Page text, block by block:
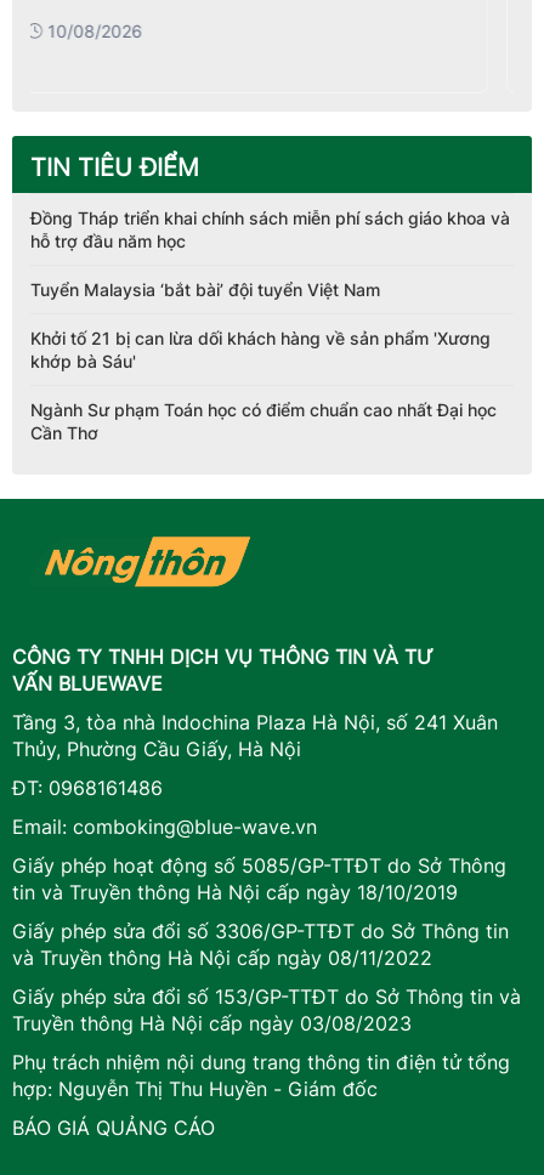
07/08/2026
TIN TIÊU ĐIỂM
Đồng Tháp triển khai chính sách miễn phí sách giáo khoa và
hỗ trợ đầu năm học
Tuyển Malaysia ‘bắt bài’ đội tuyển Việt Nam
Khởi tố 21 bị can lừa dối khách hàng về sản phẩm 'Xương
khớp bà Sáu'
Ngành Sư phạm Toán học có điểm chuẩn cao nhất Đại học
Cần Thơ
CÔNG TY TNHH DỊCH VỤ THÔNG TIN VÀ TƯ
VẤN BLUEWAVE
Tầng 3, tòa nhà Indochina Plaza Hà Nội, số 241 Xuân
Thủy, Phường Cầu Giấy, Hà Nội
ĐT: 0968161486
Email: comboking@blue-wave.vn
Giấy phép hoạt động số 5085/GP-TTĐT do Sở Thông
tin và Truyền thông Hà Nội cấp ngày 18/10/2019
Giấy phép sửa đổi số 3306/GP-TTĐT do Sở Thông tin
và Truyền thông Hà Nội cấp ngày 08/11/2022
Giấy phép sửa đổi số 153/GP-TTĐT do Sở Thông tin và
Truyền thông Hà Nội cấp ngày 03/08/2023
Phụ trách nhiệm nội dung trang thông tin điện tử tổng
hợp: Nguyễn Thị Thu Huyền - Giám đốc
BÁO GIÁ QUẢNG CÁO